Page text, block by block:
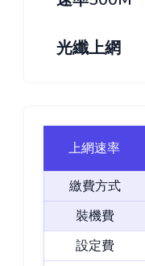
光纖上網
上網速率
繳費方式
裝機費
設定費